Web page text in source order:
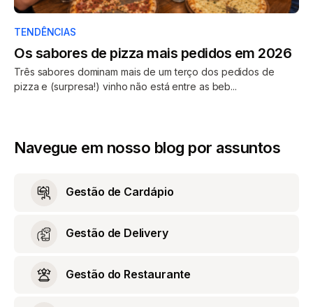
TENDÊNCIAS
Os sabores de pizza mais pedidos em 2026
Três sabores dominam mais de um terço dos pedidos de
pizza e (surpresa!) vinho não está entre as beb...
Navegue em nosso blog por assuntos
Gestão de Cardápio
Gestão de Delivery
Gestão do Restaurante